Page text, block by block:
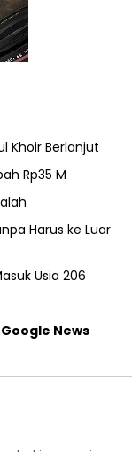
Khoir Berlanjut
Rp35 M
Harus ke Luar
Usia 206
Google News